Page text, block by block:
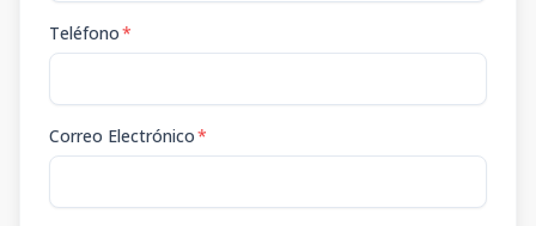
Teléfono*
Correo Electrónico*